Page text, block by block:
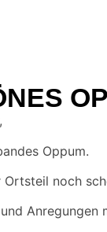
Oppum.
noch
Anregungen